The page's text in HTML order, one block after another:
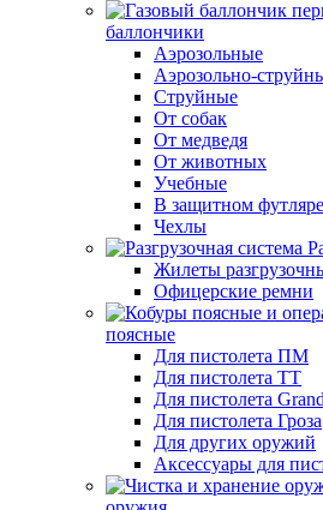
баллончики
Аэрозольные
Аэрозольно-
Струйные
От собак
От медведя
От животных
Учебные
В защитном футляре
Чехлы
Жилеты
Офицерские ремни
поясные
Для пистолета ПМ
Для пистолета ТТ
Для пистолета
Для пистолета Гроза
Для других оружий
Аксессуары для